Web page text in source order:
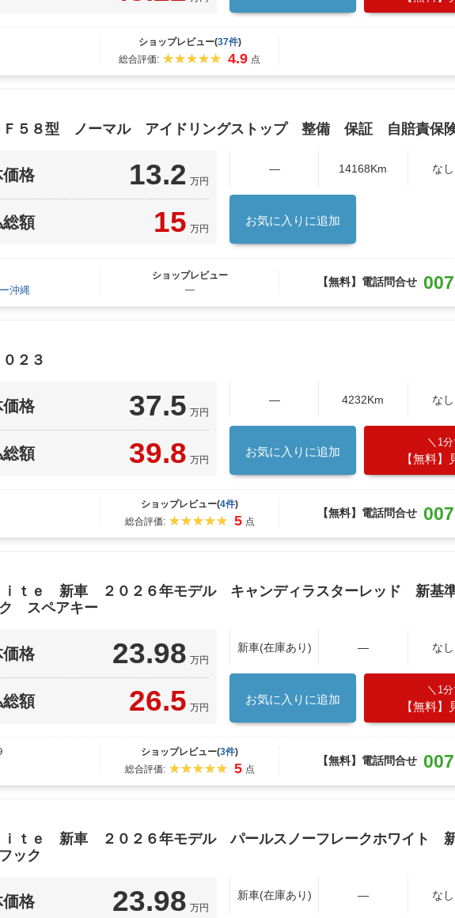
ショップレビュー(37件)
総合評価:
4.9 点
Ｆ５８型 ノーマル アイドリングストップ 整備 保証 自賠責保
格 13.2 万円
額 15 万円
― 14168Km なし
お気に入りに追加
沖縄
ショップレビュー
―
【無料】電話問合せ
２３
格 37.5 万円
額 39.8 万円
― 4232Km なし
お気に入りに追加
1分
【無料
ショップレビュー(4件)
総合評価:
5 点
【無料】電話問合せ
ｔｅ 新車 ２０２６年モデル キャンディラスターレッド 新基
スペアキー
格 23.98 万円
額 26.5 万円
新車(在庫あり) ― なし
お気に入りに追加
1分
【無料
ショップレビュー(3件)
総合評価:
5 点
【無料】電話問合せ
ｔｅ 新車 ２０２６年モデル パールスノーフレークホワイト
ック
格 23.98 万円
新車(在庫あり) ― なし